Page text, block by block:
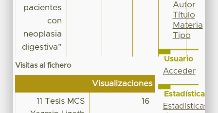
pacientes
con
neoplasia
digestiva”
Visitas al fichero
Visualizaciones
11 Tesis MCS
16
Autor
Título
Materia
Tipo
Usuario
Acceder
Estadísticas
Estadísticas